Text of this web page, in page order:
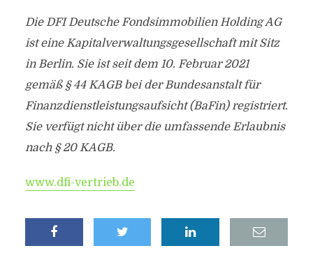
Die DFI Deutsche Fondsimmobilien Holding AG
ist eine Kapitalverwaltungsgesellschaft mit Sitz
in Berlin. Sie ist seit dem 10. Februar 2021
gemäß § 44 KAGB bei der Bundesanstalt für
Finanzdienstleistungsaufsicht (BaFin) registriert.
Sie verfügt nicht über die umfassende Erlaubnis
nach § 20 KAGB.
www.dfi-vertrieb.de